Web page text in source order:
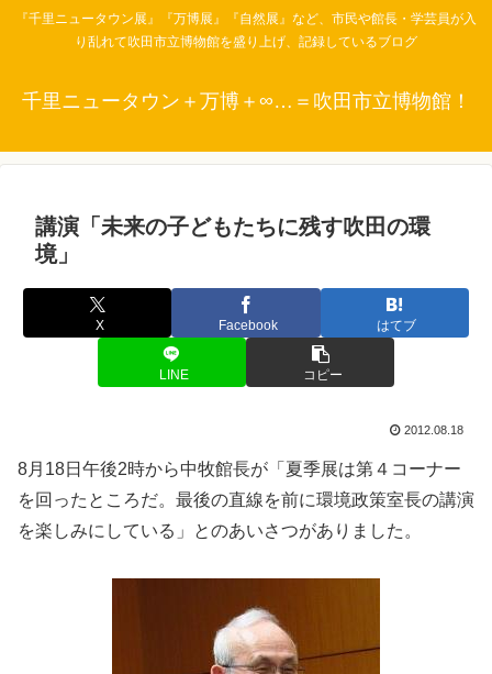
『千里ニュータウン展』『万博展』『自然展』など、市民や館長・学芸員が入
り乱れて吹田市立博物館を盛り上げ、記録しているブログ
千里ニュータウン＋万博＋∞…＝吹田市立博物館！
講演「未来の子どもたちに残す吹田の環
境」
X Facebook はてブ
LINE コピー
2012.08.18
8月18日午後2時から中牧館長が「夏季展は第４コーナー
を回ったところだ。最後の直線を前に環境政策室長の講演
を楽しみにしている」とのあいさつがありました。